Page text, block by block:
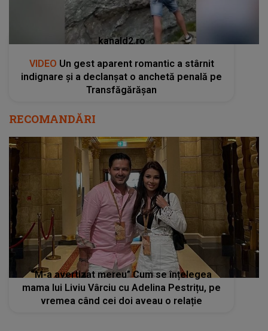
kanald2.ro
VIDEO Un gest aparent romantic a stârnit
indignare și a declanșat o anchetă penală pe
Transfăgărășan
RECOMANDĂRI
“M-a avertizat mereu” Cum se înțelegea
mama lui Liviu Vârciu cu Adelina Pestrițu, pe
vremea când cei doi aveau o relație